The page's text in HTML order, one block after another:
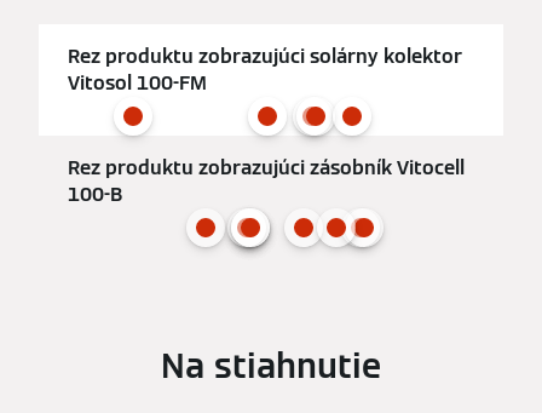
Rez produktu zobrazujúci solárny kolektor
Vitosol 100-FM
Rez produktu zobrazujúci zásobník Vitocell
100-B
Na stiahnutie